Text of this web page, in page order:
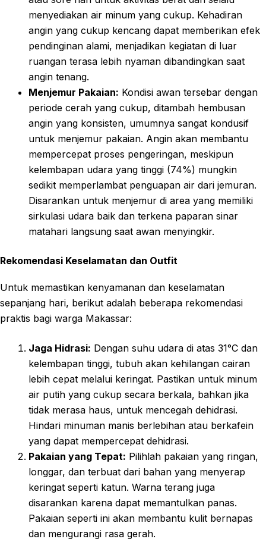
menyediakan air minum yang cukup. Kehadiran
angin yang cukup kencang dapat memberikan efek
pendinginan alami, menjadikan kegiatan di luar
ruangan terasa lebih nyaman dibandingkan saat
angin tenang.
Menjemur Pakaian: Kondisi awan tersebar dengan
periode cerah yang cukup, ditambah hembusan
angin yang konsisten, umumnya sangat kondusif
untuk menjemur pakaian. Angin akan membantu
mempercepat proses pengeringan, meskipun
kelembapan udara yang tinggi (74%) mungkin
sedikit memperlambat penguapan air dari jemuran.
Disarankan untuk menjemur di area yang memiliki
sirkulasi udara baik dan terkena paparan sinar
matahari langsung saat awan menyingkir.
Rekomendasi Keselamatan dan Outfit
Untuk memastikan kenyamanan dan keselamatan
sepanjang hari, berikut adalah beberapa rekomendasi
praktis bagi warga Makassar:
Jaga Hidrasi: Dengan suhu udara di atas 31°C dan
kelembapan tinggi, tubuh akan kehilangan cairan
lebih cepat melalui keringat. Pastikan untuk minum
air putih yang cukup secara berkala, bahkan jika
tidak merasa haus, untuk mencegah dehidrasi.
Hindari minuman manis berlebihan atau berkafein
yang dapat mempercepat dehidrasi.
Pakaian yang Tepat: Pilihlah pakaian yang ringan,
longgar, dan terbuat dari bahan yang menyerap
keringat seperti katun. Warna terang juga
disarankan karena dapat memantulkan panas.
Pakaian seperti ini akan membantu kulit bernapas
dan mengurangi rasa gerah.